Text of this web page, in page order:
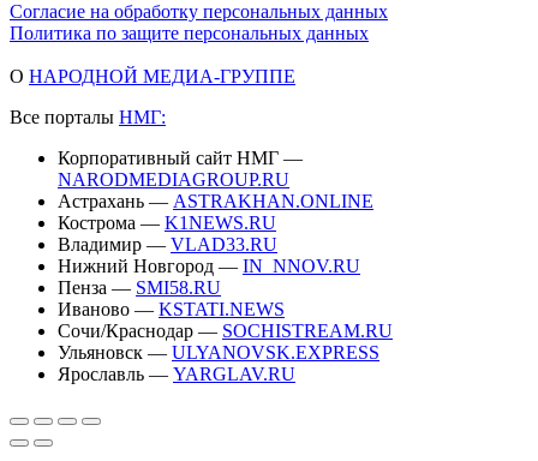
Согласие на обработку персональных данных
Политика по защите персональных данных
О НАРОДНОЙ МЕДИА-ГРУППЕ
Все порталы НМГ:
Корпоративный сайт НМГ —
NARODMEDIAGROUP.RU
Астрахань — ASTRAKHAN.ONLINE
Кострома — K1NEWS.RU
Владимир — VLAD33.RU
Нижний Новгород — IN_NNOV.RU
Пенза — SMI58.RU
Иваново — KSTATI.NEWS
Сочи/Краснодар — SOCHISTREAM.RU
Ульяновск — ULYANOVSK.EXPRESS
Ярославль — YARGLAV.RU